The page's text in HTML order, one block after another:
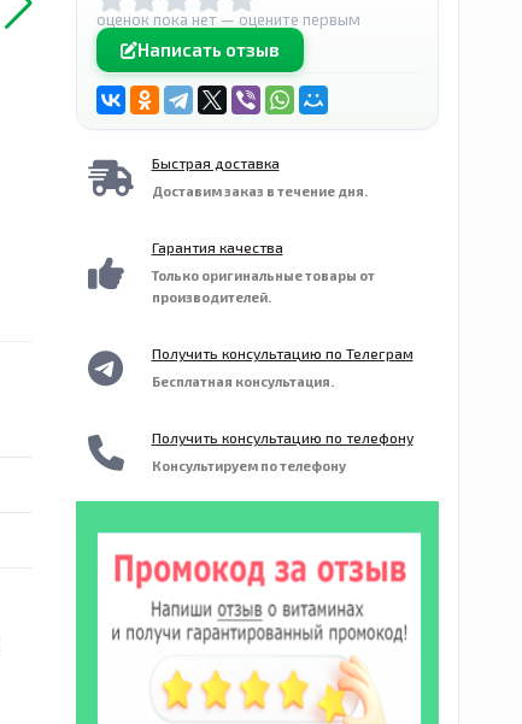
оценок пока нет — оцените первым
Написать отзыв
Быстрая доставка
Доставим заказ в течение дня.
Гарантия качества
Только оригинальные товары от
производителей.
Получить консультацию по Телеграм
Бесплатная консультация.
Получить консультацию по телефону
Консультируем по телефону